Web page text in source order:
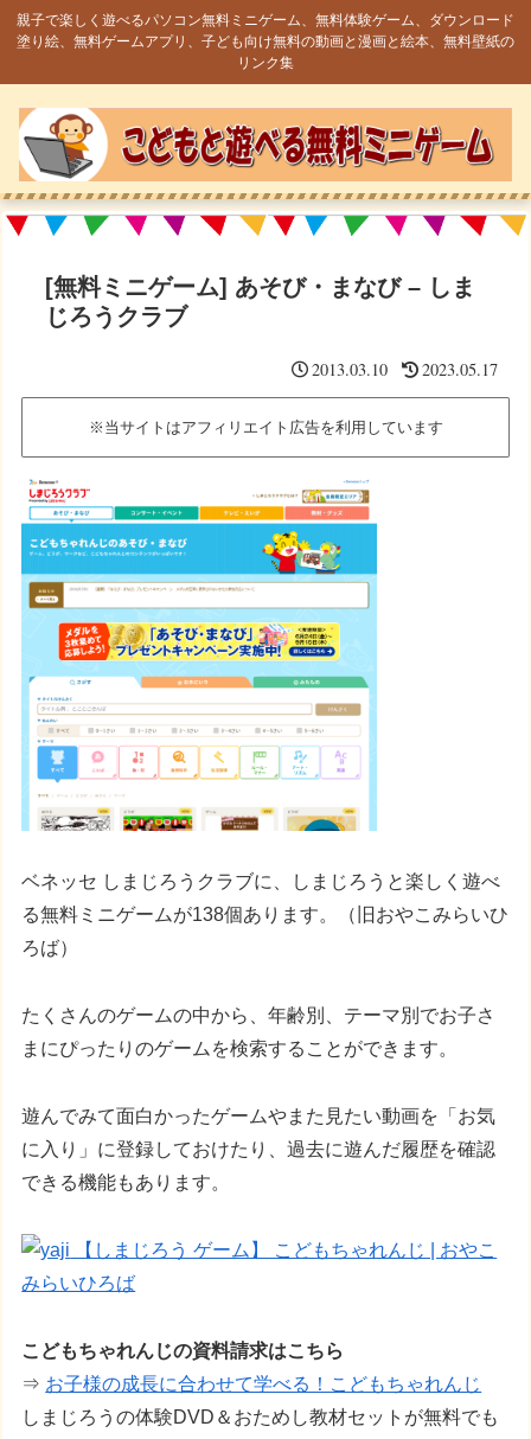
親子で楽しく遊べるパソコン無料ミニゲーム、無料体験ゲーム、ダウンロード
塗り絵、無料ゲームアプリ、子ども向け無料の動画と漫画と絵本、無料壁紙の
リンク集
[無料ミニゲーム] あそび・まなび – しま
じろうクラブ
2013.03.10 2023.05.17
※当サイトはアフィリエイト広告を利用しています
ベネッセ しまじろうクラブに、しまじろうと楽しく遊べ
る無料ミニゲームが138個あります。（旧おやこみらいひ
ろば）
たくさんのゲームの中から、年齢別、テーマ別でお子さ
まにぴったりのゲームを検索することができます。
遊んでみて面白かったゲームやまた見たい動画を「お気
に入り」に登録しておけたり、過去に遊んだ履歴を確認
できる機能もあります。
【しまじろう ゲーム】 こどもちゃれんじ | おやこ
みらいひろば
こどもちゃれんじの資料請求はこちら
⇒ お子様の成長に合わせて学べる！こどもちゃれんじ
しまじろうの体験DVD＆おためし教材セットが無料でも